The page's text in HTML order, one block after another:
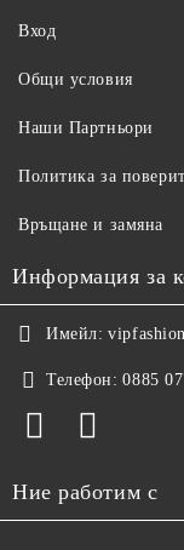
Вход
Общи условия
Наши Партньори
Политика за
Връщане и замяна
Информация за
Имейл:
Телефон: 0885
Ние работим с